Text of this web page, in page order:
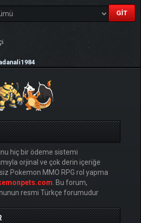
hiç bir ödeme sistemi
orjinal ve çok derin içeriğe
Pokemon MMO RPG rol yapma
. Bu forum,
resmi Türkçe forumudur